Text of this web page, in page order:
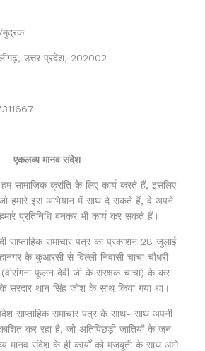
मुद्रक
उत्तर प्रदेश, 202002
एकलव्य मानव संदेश
सामाजिक क्रांति के लिए कार्य करते हैं, इसलिए
हमारे इस अभियान में साथ दे सकते हैं, वे अपने
प्रतिनिधि बनकर भी कार्य कर सकते हैं।
साप्ताहिक समाचार पत्र का प्रकाशन 28 जुलाई
के कुआरसी से दिल्ली निवासी चाचा चौधरी
फूलन देवी जी के संरक्षक चाचा) के कर
के सरदार थान सिंह जोश के साथ किया गया था।
साप्ताहिक समाचार पत्र के साथ- साथ अपनी
कर रहा है, जो अतिपिछड़ी जातियों के जन
मानव संदेश के ही कार्यों को मजबूती के साथ आगे